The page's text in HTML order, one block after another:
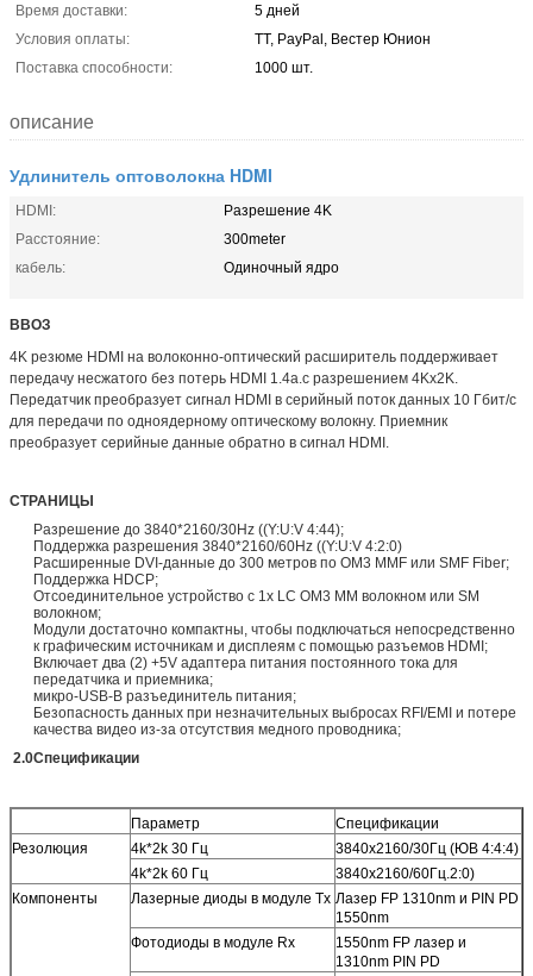
Время доставки:
5 дней
Условия оплаты:
ТТ, PayPal, Вестер Юнион
Поставка способности:
1000 шт.
описание
Удлинитель оптоволокна HDMI
HDMI:
Разрешение 4K
Расстояние:
300meter
кабель:
Одиночный ядро
ВВОЗ
4K резюме HDMI на волоконно-оптический расширитель поддерживает
передачу несжатого без потерь HDMI 1.4a.с разрешением 4Kx2K.
Передатчик преобразует сигнал HDMI в серийный поток данных 10 Гбит/с
для передачи по одноядерному оптическому волокну. Приемник
преобразует серийные данные обратно в сигнал HDMI.
СТРАНИЦЫ
Разрешение до 3840*2160/30Hz ((Y:U:V 4:44);
Поддержка разрешения 3840*2160/60Hz ((Y:U:V 4:2:0)
Расширенные DVI-данные до 300 метров по OM3 MMF или SMF Fiber;
Поддержка HDCP;
Отсоединительное устройство с 1x LC OM3 MM волокном или SM
волокном;
Модули достаточно компактны, чтобы подключаться непосредственно
к графическим источникам и дисплеям с помощью разъемов HDMI;
Включает два (2) +5V адаптера питания постоянного тока для
передатчика и приемника;
микро-USB-B разъединитель питания;
Безопасность данных при незначительных выбросах RFI/EMI и потере
качества видео из-за отсутствия медного проводника;
2.0Спецификации
Параметр
Спецификации
Резолюция
4k*2k 30 Гц
3840x2160/30Гц (ЮВ 4:4:4)
4k*2k 60 Гц
3840х2160/60Гц.2:0)
Компоненты
Лазерные диоды в модуле Tx Лазер FP 1310nm и PIN PD
1550nm
Фотодиоды в модуле Rx
1550nm FP лазер и
1310nm PIN PD